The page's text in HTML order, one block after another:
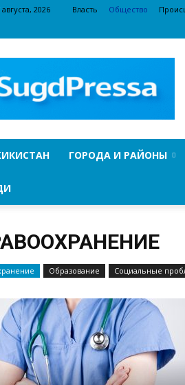
2026 Власть Общество
ГОРОДА И РАЙОНЫ
Образование Социальные